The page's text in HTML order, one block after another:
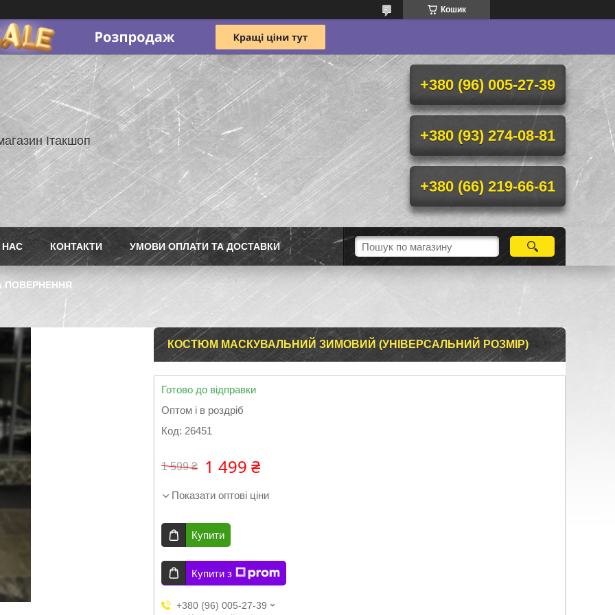
Кошик
Ітакшоп
+380 (96) 005-27-39
+380 (93) 274-08-81
+380 (66) 219-66-61
НАС КОНТАКТИ УМОВИ ОПЛАТИ ТА ДОСТАВКИ
ПОВЕРНЕННЯ
КОСТЮМ МАСКУВАЛЬНИЙ ЗИМОВИЙ (УНІВЕРСАЛЬНИЙ РОЗМІР)
Готово до відправки
Оптом і в роздріб
Код: 26451
1 599 ₴ 1 499 ₴
Показати оптові ціни
Купити
Купити з
+380 (96) 005-27-39